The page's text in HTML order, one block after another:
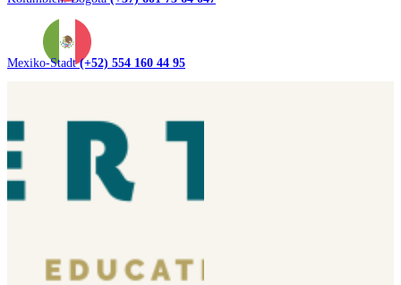
Mexiko-Stadt(+52) 554 160 44 95